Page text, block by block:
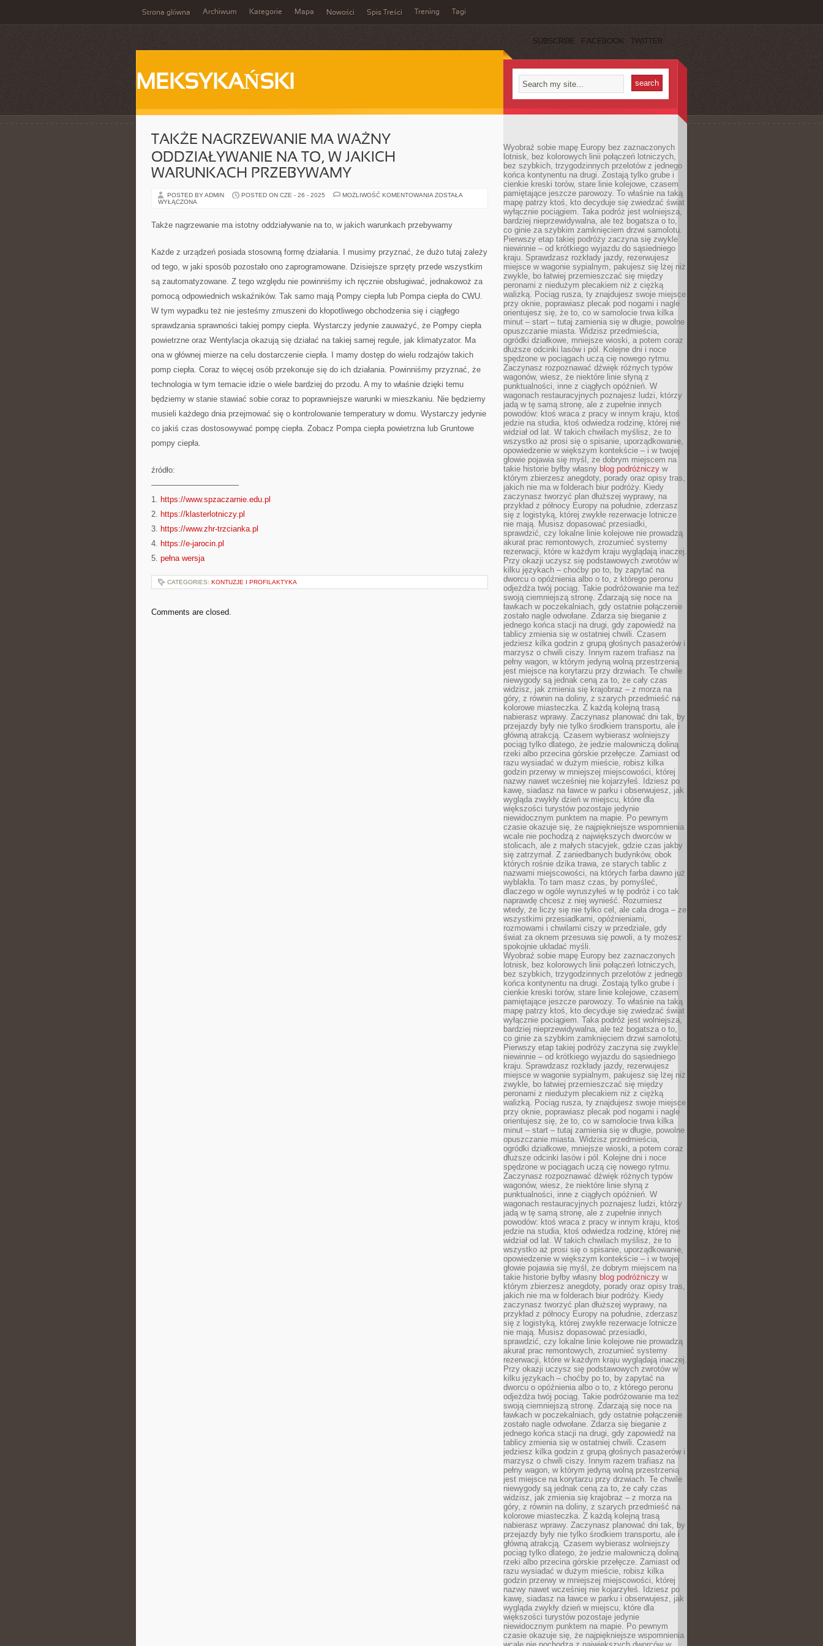
Strona główna Archiwum Kategorie Mapa Nowości Spis Treści Trening Tagi
SUBSCRIBE FACEBOOK TWITTER
MEKSYKAŃSKI
TAKŻE NAGRZEWANIE MA WAŻNY
ODDZIAŁYWANIE NA TO, W JAKICH
WARUNKACH PRZEBYWAMY
POSTED BY ADMIN POSTED ON CZE - 26 - 2025 MOŻLIWOŚĆ KOMENTOWANIA TAKŻE
NA
JAKICH
WARUNKACH
ZOSTAŁA
WYŁĄCZONA
Także nagrzewanie ma istotny oddziaływanie na to, w jakich warunkach przebywamy
Każde z urządzeń posiada stosowną formę działania. I musimy przyznać, że dużo tutaj zależy
od tego, w jaki sposób pozostało ono zaprogramowane. Dzisiejsze sprzęty przede wszystkim
są zautomatyzowane. Z tego względu nie powinniśmy ich ręcznie obsługiwać, jednakowoż za
pomocą odpowiednich wskaźników. Tak samo mają Pompy ciepła lub Pompa ciepła do CWU.
W tym wypadku też nie jesteśmy zmuszeni do kłopotliwego obchodzenia się i ciągłego
sprawdzania sprawności takiej pompy ciepła. Wystarczy jedynie zauważyć, że Pompy ciepła
powietrzne oraz Wentylacja okazują się działać na takiej samej regule, jak klimatyzator. Ma
ona w głównej mierze na celu dostarczenie ciepła. I mamy dostęp do wielu rodzajów takich
pomp ciepła. Coraz to więcej osób przekonuje się do ich działania. Powinniśmy przyznać, że
technologia w tym temacie idzie o wiele bardziej do przodu. A my to właśnie dzięki temu
będziemy w stanie stawiać sobie coraz to poprawniejsze warunki w mieszkaniu. Nie będziemy
musieli każdego dnia przejmować się o kontrolowanie temperatury w domu. Wystarczy jedynie
co jakiś czas dostosowywać pompę ciepła. Zobacz Pompa ciepła powietrzna lub Gruntowe
pompy ciepła.
źródło:
———————————
1. https://www.spzaczarnie.edu.pl
2. https://klasterlotniczy.pl
3. https://www.zhr-trzcianka.pl
4. https://e-jarocin.pl
5. pełna wersja
CATEGORIES: KONTUZJE I PROFILAKTYKA
Comments are closed.
Wyobraź sobie mapę Europy bez zaznaczonych
lotnisk, bez kolorowych linii połączeń lotniczych,
bez szybkich, trzygodzinnych przelotów z jednego
końca kontynentu na drugi. Zostają tylko grube i
cienkie kreski torów, stare linie kolejowe, czasem
pamiętające jeszcze parowozy. To właśnie na taką
mapę patrzy ktoś, kto decyduje się zwiedzać świat
wyłącznie pociągiem. Taka podróż jest wolniejsza,
bardziej nieprzewidywalna, ale też bogatsza o to,
co ginie za szybkim zamknięciem drzwi samolotu.
Pierwszy etap takiej podróży zaczyna się zwykle
niewinnie – od krótkiego wyjazdu do sąsiedniego
kraju. Sprawdzasz rozkłady jazdy, rezerwujesz
miejsce w wagonie sypialnym, pakujesz się lżej niż
zwykle, bo łatwiej przemieszczać się między
peronami z niedużym plecakiem niż z ciężką
walizką. Pociąg rusza, ty znajdujesz swoje miejsce
przy oknie, poprawiasz plecak pod nogami i nagle
orientujesz się, że to, co w samolocie trwa kilka
minut – start – tutaj zamienia się w długie, powolne
opuszczanie miasta. Widzisz przedmieścia,
ogródki działkowe, mniejsze wioski, a potem coraz
dłuższe odcinki lasów i pól. Kolejne dni i noce
spędzone w pociągach uczą cię nowego rytmu.
Zaczynasz rozpoznawać dźwięk różnych typów
wagonów, wiesz, że niektóre linie słyną z
punktualności, inne z ciągłych opóźnień. W
wagonach restauracyjnych poznajesz ludzi, którzy
jadą w tę samą stronę, ale z zupełnie innych
powodów: ktoś wraca z pracy w innym kraju, ktoś
jedzie na studia, ktoś odwiedza rodzinę, której nie
widział od lat. W takich chwilach myślisz, że to
wszystko aż prosi się o spisanie, uporządkowanie,
opowiedzenie w większym kontekście – i w twojej
głowie pojawia się myśl, że dobrym miejscem na
takie historie byłby własny blog podróżniczy w
którym zbierzesz anegdoty, porady oraz opisy tras,
jakich nie ma w folderach biur podróży. Kiedy
zaczynasz tworzyć plan dłuższej wyprawy, na
przykład z północy Europy na południe, zderzasz
się z logistyką, której zwykłe rezerwacje lotnicze
nie mają. Musisz dopasować przesiadki,
sprawdzić, czy lokalne linie kolejowe nie prowadzą
akurat prac remontowych, zrozumieć systemy
rezerwacji, które w każdym kraju wyglądają inaczej.
Przy okazji uczysz się podstawowych zwrotów w
kilku językach – choćby po to, by zapytać na
dworcu o opóźnienia albo o to, z którego peronu
odjeżdża twój pociąg. Takie podróżowanie ma też
swoją ciemniejszą stronę. Zdarzają się noce na
ławkach w poczekalniach, gdy ostatnie połączenie
zostało nagle odwołane. Zdarza się bieganie z
jednego końca stacji na drugi, gdy zapowiedź na
tablicy zmienia się w ostatniej chwili. Czasem
jedziesz kilka godzin z grupą głośnych pasażerów i
marzysz o chwili ciszy. Innym razem trafiasz na
pełny wagon, w którym jedyną wolną przestrzenią
jest miejsce na korytarzu przy drzwiach. Te chwile
niewygody są jednak ceną za to, że cały czas
widzisz, jak zmienia się krajobraz – z morza na
góry, z równin na doliny, z szarych przedmieść na
kolorowe miasteczka. Z każdą kolejną trasą
nabierasz wprawy. Zaczynasz planować dni tak, by
przejazdy były nie tylko środkiem transportu, ale i
główną atrakcją. Czasem wybierasz wolniejszy
pociąg tylko dlatego, że jedzie malowniczą doliną
rzeki albo przecina górskie przełęcze. Zamiast od
razu wysiadać w dużym mieście, robisz kilka
godzin przerwy w mniejszej miejscowości, której
nazwy nawet wcześniej nie kojarzyłeś. Idziesz po
kawę, siadasz na ławce w parku i obserwujesz, jak
wygląda zwykły dzień w miejscu, które dla
większości turystów pozostaje jedynie
niewidocznym punktem na mapie. Po pewnym
czasie okazuje się, że najpiękniejsze wspomnienia
wcale nie pochodzą z największych dworców w
stolicach, ale z małych stacyjek, gdzie czas jakby
się zatrzymał. Z zaniedbanych budynków, obok
których rośnie dzika trawa, ze starych tablic z
nazwami miejscowości, na których farba dawno już
wyblakła. To tam masz czas, by pomyśleć,
dlaczego w ogóle wyruszyłeś w tę podróż i co tak
naprawdę chcesz z niej wynieść. Rozumiesz
wtedy, że liczy się nie tylko cel, ale cała droga – ze
wszystkimi przesiadkami, opóźnieniami,
rozmowami i chwilami ciszy w przedziale, gdy
świat za oknem przesuwa się powoli, a ty możesz
spokojnie układać myśli.
Wyobraź sobie mapę Europy bez zaznaczonych
lotnisk, bez kolorowych linii połączeń lotniczych,
bez szybkich, trzygodzinnych przelotów z jednego
końca kontynentu na drugi. Zostają tylko grube i
cienkie kreski torów, stare linie kolejowe, czasem
pamiętające jeszcze parowozy. To właśnie na taką
mapę patrzy ktoś, kto decyduje się zwiedzać świat
wyłącznie pociągiem. Taka podróż jest wolniejsza,
bardziej nieprzewidywalna, ale też bogatsza o to,
co ginie za szybkim zamknięciem drzwi samolotu.
Pierwszy etap takiej podróży zaczyna się zwykle
niewinnie – od krótkiego wyjazdu do sąsiedniego
kraju. Sprawdzasz rozkłady jazdy, rezerwujesz
miejsce w wagonie sypialnym, pakujesz się lżej niż
zwykle, bo łatwiej przemieszczać się między
peronami z niedużym plecakiem niż z ciężką
walizką. Pociąg rusza, ty znajdujesz swoje miejsce
przy oknie, poprawiasz plecak pod nogami i nagle
orientujesz się, że to, co w samolocie trwa kilka
minut – start – tutaj zamienia się w długie, powolne
opuszczanie miasta. Widzisz przedmieścia,
ogródki działkowe, mniejsze wioski, a potem coraz
dłuższe odcinki lasów i pól. Kolejne dni i noce
spędzone w pociągach uczą cię nowego rytmu.
Zaczynasz rozpoznawać dźwięk różnych typów
wagonów, wiesz, że niektóre linie słyną z
punktualności, inne z ciągłych opóźnień. W
wagonach restauracyjnych poznajesz ludzi, którzy
jadą w tę samą stronę, ale z zupełnie innych
powodów: ktoś wraca z pracy w innym kraju, ktoś
jedzie na studia, ktoś odwiedza rodzinę, której nie
widział od lat. W takich chwilach myślisz, że to
wszystko aż prosi się o spisanie, uporządkowanie,
opowiedzenie w większym kontekście – i w twojej
głowie pojawia się myśl, że dobrym miejscem na
takie historie byłby własny blog podróżniczy w
którym zbierzesz anegdoty, porady oraz opisy tras,
jakich nie ma w folderach biur podróży. Kiedy
zaczynasz tworzyć plan dłuższej wyprawy, na
przykład z północy Europy na południe, zderzasz
się z logistyką, której zwykłe rezerwacje lotnicze
nie mają. Musisz dopasować przesiadki,
sprawdzić, czy lokalne linie kolejowe nie prowadzą
akurat prac remontowych, zrozumieć systemy
rezerwacji, które w każdym kraju wyglądają inaczej.
Przy okazji uczysz się podstawowych zwrotów w
kilku językach – choćby po to, by zapytać na
dworcu o opóźnienia albo o to, z którego peronu
odjeżdża twój pociąg. Takie podróżowanie ma też
swoją ciemniejszą stronę. Zdarzają się noce na
ławkach w poczekalniach, gdy ostatnie połączenie
zostało nagle odwołane. Zdarza się bieganie z
jednego końca stacji na drugi, gdy zapowiedź na
tablicy zmienia się w ostatniej chwili. Czasem
jedziesz kilka godzin z grupą głośnych pasażerów i
marzysz o chwili ciszy. Innym razem trafiasz na
pełny wagon, w którym jedyną wolną przestrzenią
jest miejsce na korytarzu przy drzwiach. Te chwile
niewygody są jednak ceną za to, że cały czas
widzisz, jak zmienia się krajobraz – z morza na
góry, z równin na doliny, z szarych przedmieść na
kolorowe miasteczka. Z każdą kolejną trasą
nabierasz wprawy. Zaczynasz planować dni tak, by
przejazdy były nie tylko środkiem transportu, ale i
główną atrakcją. Czasem wybierasz wolniejszy
pociąg tylko dlatego, że jedzie malowniczą doliną
rzeki albo przecina górskie przełęcze. Zamiast od
razu wysiadać w dużym mieście, robisz kilka
godzin przerwy w mniejszej miejscowości, której
nazwy nawet wcześniej nie kojarzyłeś. Idziesz po
kawę, siadasz na ławce w parku i obserwujesz, jak
wygląda zwykły dzień w miejscu, które dla
większości turystów pozostaje jedynie
niewidocznym punktem na mapie. Po pewnym
czasie okazuje się, że najpiękniejsze wspomnienia